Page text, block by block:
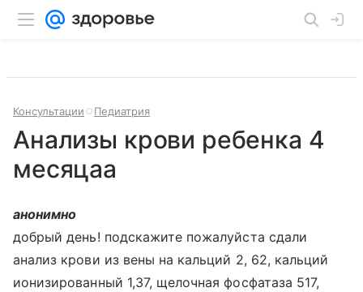
Консультации Педиатрия
Анализы крови ребенка 4
месяцаа
анонимно
добрый день! подскажите пожалуйста сдали
анализ крови из вены на кальций 2, 62, кальций
ионизированный 1,37, щелочная фосфатаза 517,